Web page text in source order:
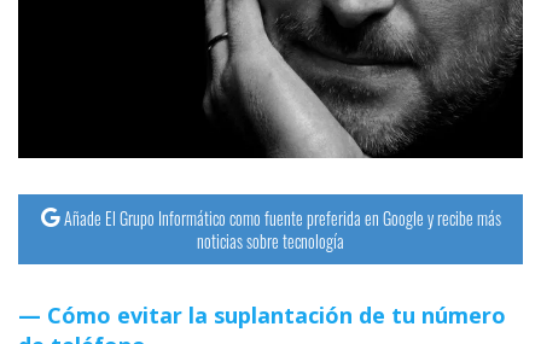
Tutoriales
Añade El Grupo Informático como fuente preferida en Google y recibe más
noticias sobre tecnología
Cómo evitar la suplantación de tu número